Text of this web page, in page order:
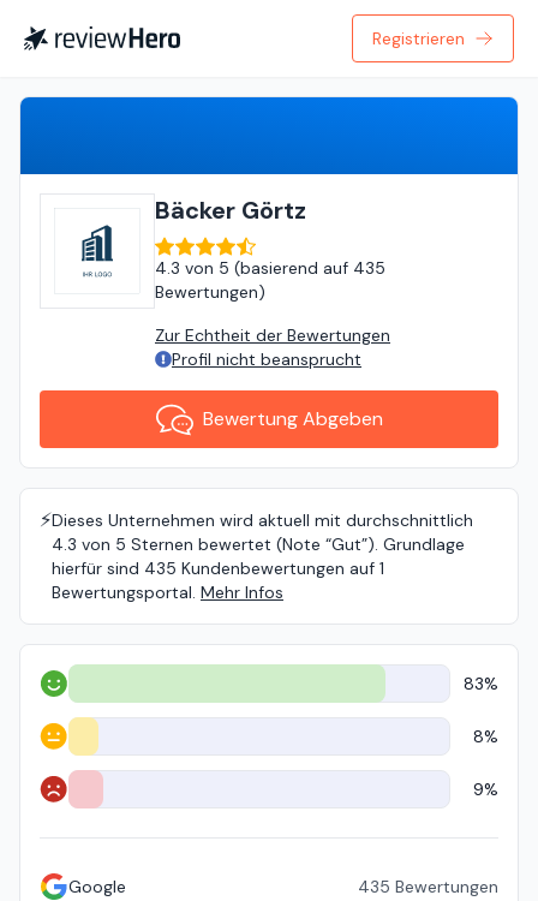
Registrieren
Bäcker Görtz
4.3 von 5 (basierend auf 435
Bewertungen)
Zur Echtheit der Bewertungen
Profil nicht beansprucht
Bewertung Abgeben
⚡️Dieses Unternehmen wird aktuell mit durchschnittlich
4.3 von 5 Sternen bewertet (Note “Gut”). Grundlage
hierfür sind 435 Kundenbewertungen auf 1
Bewertungsportal. Mehr Infos
Positiv 83%
Neutral 8%
Negativ 9%
Google 435 Bewertungen